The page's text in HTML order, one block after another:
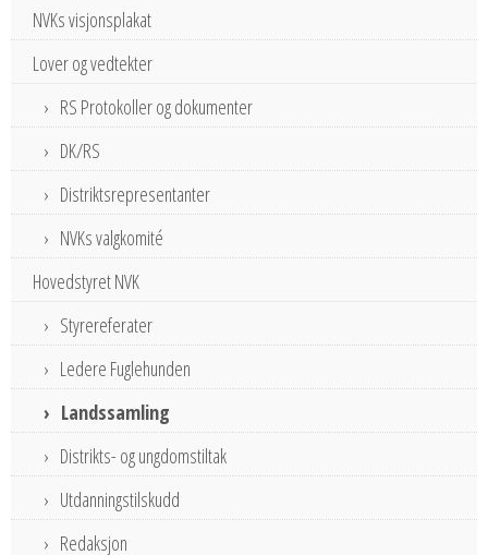
NVKs visjonsplakat
Lover og vedtekter
RS Protokoller og dokumenter
DK/RS
Distriktsrepresentanter
NVKs valgkomité
Hovedstyret NVK
Styrereferater
Ledere Fuglehunden
Landssamling
Distrikts- og ungdomstiltak
Utdanningstilskudd
Redaksjon